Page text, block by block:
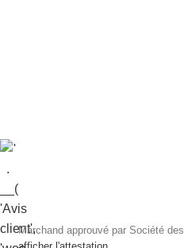
Marchand approuvé par Société